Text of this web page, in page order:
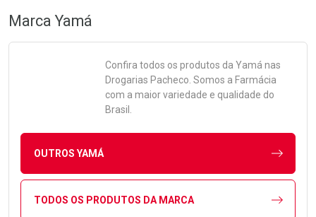
Marca Yamá
Confira todos os produtos da Yamá nas
Drogarias Pacheco. Somos a Farmácia
com a maior variedade e qualidade do
Brasil.
OUTROS YAMÁ
TODOS OS PRODUTOS DA MARCA